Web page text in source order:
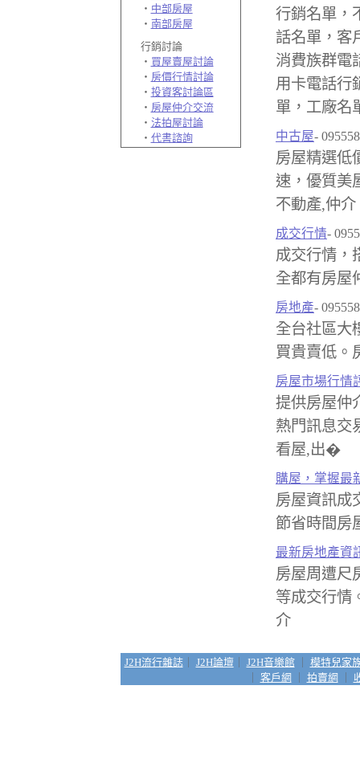
‧ 中部房屋
‧ 南部房屋
行銷討論
‧ 買屋賣屋討論
‧ 房價行情討論
‧ 投資客討論區
‧ 房屋仲介交流
‧ 法拍屋討論
‧ 代書諮詢
行銷名單，
話名單，客
消費族群電
用卡電話行
單，工廠名
中古屋-
房屋精選低
速，優質美
不動產,仲介
成交行情-
成交行情，
全都有房屋
房地產-
全台社區大
買貴賣低。
房屋市場行情
提供房屋仲
熱門訊息交
看屋,出�
購屋，掌握最
房屋資訊成
節省時間房
最新房地產資
房屋周遭尺
等成交行情
介
J2H流行雜誌｜ J2H論壇｜ J2H音樂館｜ 模特兒家
客戶網 拍賣網